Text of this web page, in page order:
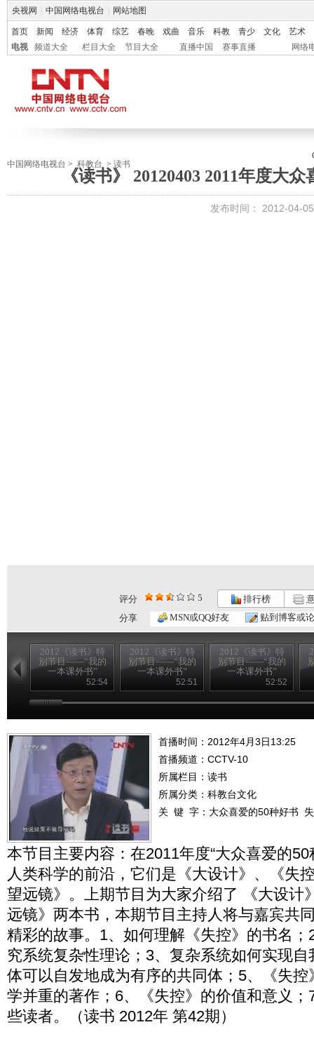
央视网 中国网络电视台 网站地图
首页 新闻 经济 体育 综艺 春晚 戏曲 音乐 科教 青少 文化
艺术
电视
频道大全 栏目大全 节目大全 直播中国 赛事直播 网络
中国网络电视台 > 科教台 > 读书
《读书》 20120403 2011年度大
发布时间： 2012-04-
评分 5 排行榜
分享
MSN或QQ好友 贴到博客或
2012《读书》特
别节目——“我的
一本课外书”
2012082652:54
2012《读书》特
别节目——“我的
一本课外书”
2012082552:51
2012《读书》特
别节目——“我的
一本课外书”
2012082452:52
首播时间：2012年4月3日13:25
首播频道： CCTV-10
所属栏目： 读书
所属分类：科教台文化
关 键 字： 大众喜爱的50种好书
本节目主要内容：在2011年度“大众喜爱的
人类科学的前沿，它们是《大设计》、《失
望远镜》。上期节目为大家介绍了 《大设计
远镜》两本书，本期节目主持人将与嘉宾共
精彩的故事。1、如何理解《失控》的书名
究系统复杂性理论；3、复杂系统如何实现
体可以自发地成为有序的共同体；5、《失
学并重的著作；6、《失控》的价值和意义
些读者。（读书 2012年 第42期）